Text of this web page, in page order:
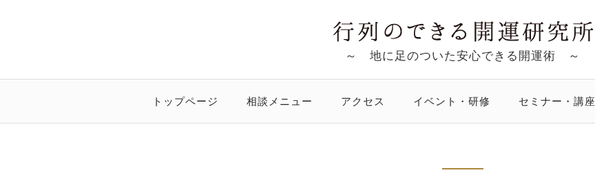
～ 地に足のついた安心できる開運術 ～
トップページ 相談メニュー アクセス イベント・研修 セミナー・講座